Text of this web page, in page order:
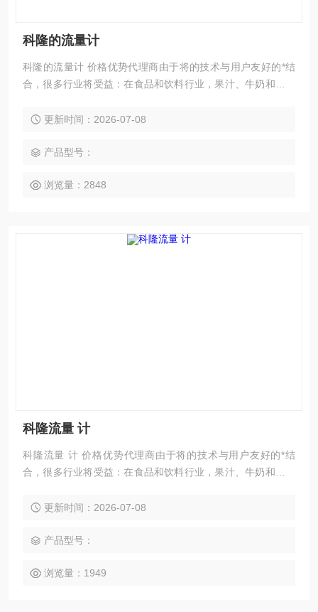
科隆的流量计
科隆的流量计 价格优势代理商由于将的技术与用户友好的*结
合，很多行业将受益：在食品和饮料行业，果汁、牛奶和酒花
更新时间：2026-07-08
产品型号：
浏览量：2848
科隆流量 计
科隆流量 计 价格优势代理商由于将的技术与用户友好的*结
合，很多行业将受益：在食品和饮料行业，果汁、牛奶和酒花
更新时间：2026-07-08
产品型号：
浏览量：1949